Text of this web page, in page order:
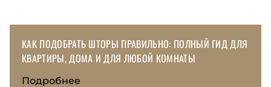
КАК ПОДОБРАТЬ ШТОРЫ ПРАВИЛЬНО: ПОЛНЫЙ ГИД ДЛЯ
КВАРТИРЫ, ДОМА И ДЛЯ ЛЮБОЙ КОМНАТЫ
Подробнее